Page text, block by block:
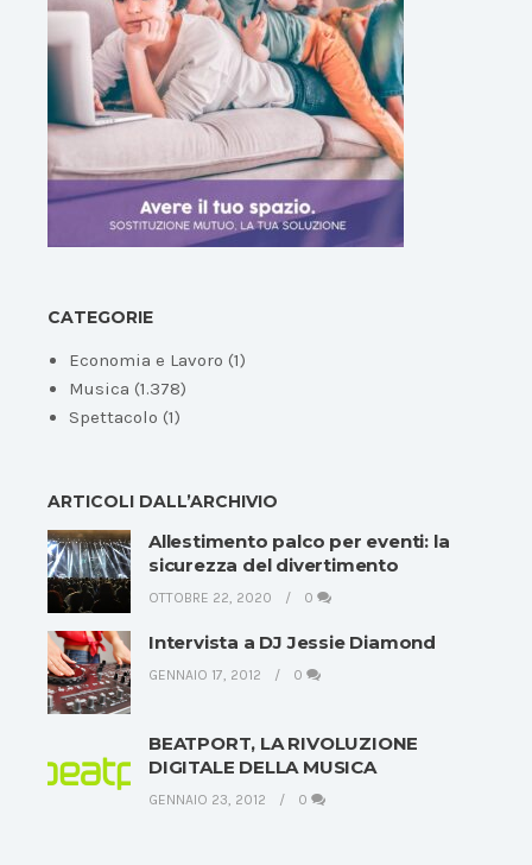
CATEGORIE
Economia e Lavoro (1)
Musica (1.378)
Spettacolo (1)
ARTICOLI DALL’ARCHIVIO
Allestimento palco per eventi: la
sicurezza del divertimento
OTTOBRE 22, 2020 0
Intervista a DJ Jessie Diamond
GENNAIO 17, 2012 0
BEATPORT, LA RIVOLUZIONE
DIGITALE DELLA MUSICA
GENNAIO 23, 2012 0